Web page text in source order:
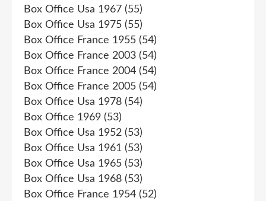
Box Office Usa 1967 (55)
Box Office Usa 1975 (55)
Box Office France 1955 (54)
Box Office France 2003 (54)
Box Office France 2004 (54)
Box Office France 2005 (54)
Box Office Usa 1978 (54)
Box Office 1969 (53)
Box Office Usa 1952 (53)
Box Office Usa 1961 (53)
Box Office Usa 1965 (53)
Box Office Usa 1968 (53)
Box Office France 1954 (52)